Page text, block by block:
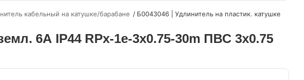
кабельный на катушке/барабане
Б0043046 | Удлинитель на пластик. катушке
6А IP44 RPx-1e-3х0.75-30m ПВС 3х0.75